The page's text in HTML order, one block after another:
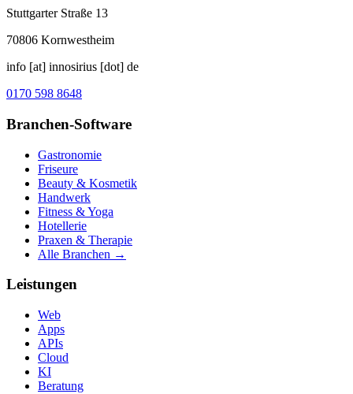
Stuttgarter Straße 13
70806 Kornwestheim
info [at] innosirius [dot] de
0170 598 8648
Branchen-Software
Gastronomie
Friseure
Beauty & Kosmetik
Handwerk
Fitness & Yoga
Hotellerie
Praxen & Therapie
Alle Branchen →
Leistungen
Web
Apps
APIs
Cloud
KI
Beratung